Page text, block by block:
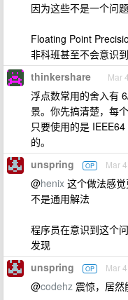
因为这些不是一个问
Floating Point
非科班甚至不会意识
thinkershare Mar
浮点数常用的舍入有
景。你先搞清楚，每
只要使用的是
的。
unspring OP Mar
@henix 这个做法感
不是通用解法
程序员在意识到这个
发现
unspring OP Mar
@codehz 震惊，居